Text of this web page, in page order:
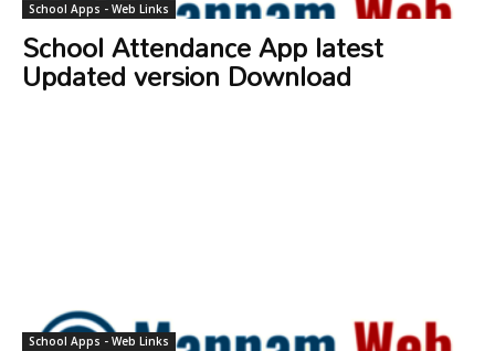
School Apps - Web Links
School Attendance App latest
Updated version Download
School Apps - Web Links